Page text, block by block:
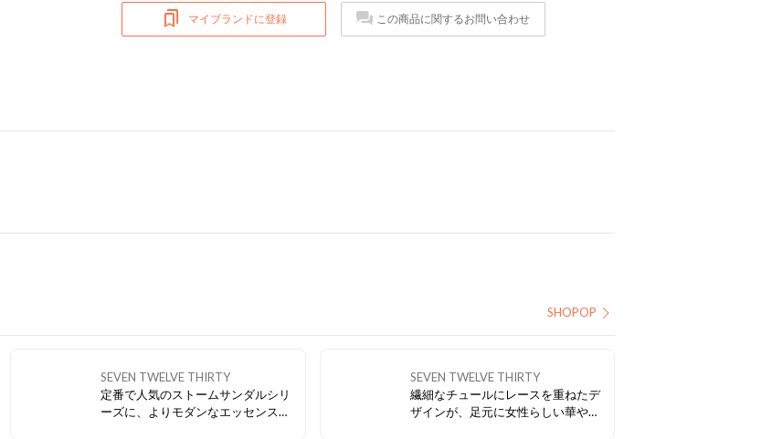
マイブランドに登録 この商品に関するお問い合わせ
SHOPOP
SEVEN TWELVE THIRTY
定番で人気のストームサンダルシリ
ーズに、よりモダンなエッセンスを
SEVEN TWELVE THIRTY
繊細なチュールにレースを重ねたデ
ザインが、足元に女性らしい華やか